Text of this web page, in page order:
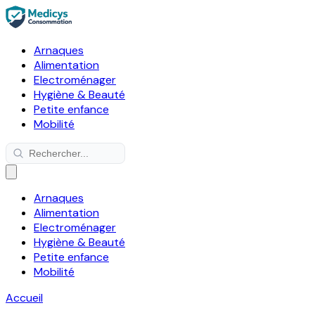
Arnaques
Alimentation
Electroménager
Hygiène & Beauté
Petite enfance
Mobilité
Arnaques
Alimentation
Electroménager
Hygiène & Beauté
Petite enfance
Mobilité
Accueil